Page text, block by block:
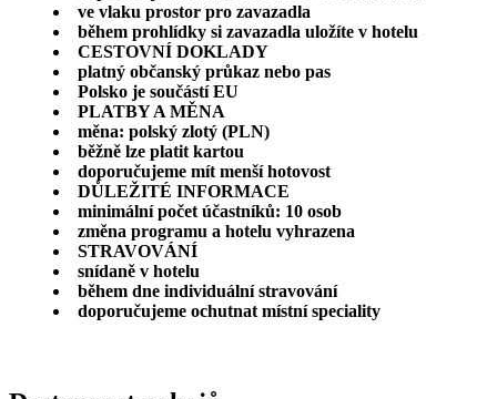
ve vlaku prostor pro zavazadla
během prohlídky si zavazadla uložíte v hotelu
CESTOVNÍ DOKLADY
platný občanský průkaz nebo pas
Polsko je součástí EU
PLATBY A MĚNA
měna: polský zlotý (PLN)
běžně lze platit kartou
doporučujeme mít menší hotovost
DŮLEŽITÉ INFORMACE
minimální počet účastníků: 10 osob
změna programu a hotelu vyhrazena
STRAVOVÁNÍ
snídaně v hotelu
během dne individuální stravování
doporučujeme ochutnat místní speciality